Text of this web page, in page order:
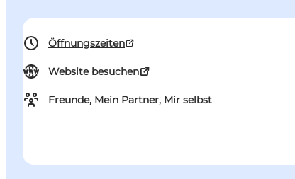
Öffnungszeiten
Website besuchen
Freunde, Mein Partner, Mir selbst